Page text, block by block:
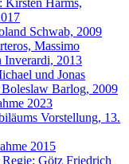
Schwab, 2009
Massimo
Inverardi, 2013
und Jonas
Barlog, 2009
2023
Vorstellung, 13.
2015
Götz Friedrich